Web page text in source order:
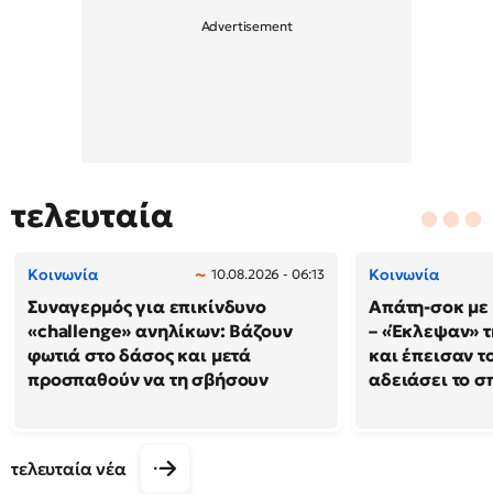
τελευταία
Κοινωνία 10.08.2026 - 06:13
Συναγερμός για επικίνδυνο
«challenge» ανηλίκων: Βάζουν
φωτιά στο δάσος και μετά
προσπαθούν να τη σβήσουν
Κοινωνία
Απάτη-σοκ με
– «Έκλεψαν»
και έπεισαν
αδειάσει το
τελευταία νέα